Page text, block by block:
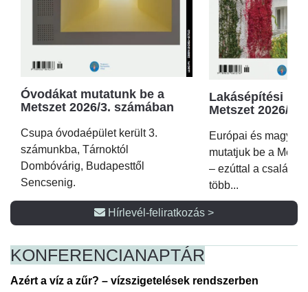
Óvodákat mutatunk be a
Metszet 2026/3. számában
Csupa óvodaépület került 3.
számunkba, Tárnoktól
Dombóvárig, Budapesttől
Sencsenig.
Lakásépítési
Metszet 2026/2.
Európai és magyar
mutatjuk be a
– ezúttal a családi
több...
Hírlevél-feliratkozás >
KONFERENCIANAPTÁR
Azért a víz a zűr? – vízszigetelések rendszerben